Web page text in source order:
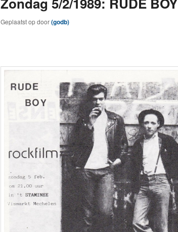
Geplaatst opdoor(godb)